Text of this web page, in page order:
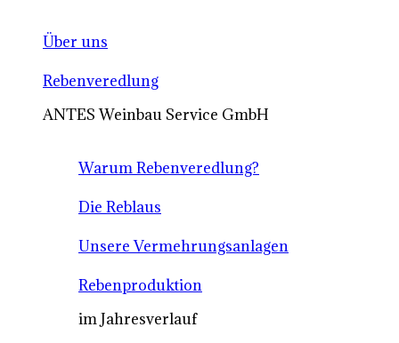
Über uns
Rebenveredlung
ANTES Weinbau Service GmbH
Warum Rebenveredlung?
Die Reblaus
Unsere Vermehrungsanlagen
Rebenproduktion
im Jahresverlauf